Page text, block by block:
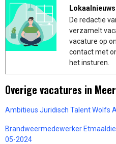
De redactie
verzamelt
vacature op
contact met
het insturen.
Overige vacatures in
Ambitieus Juridisch Talent Wolfs
Brandweermedewerker
05-2024